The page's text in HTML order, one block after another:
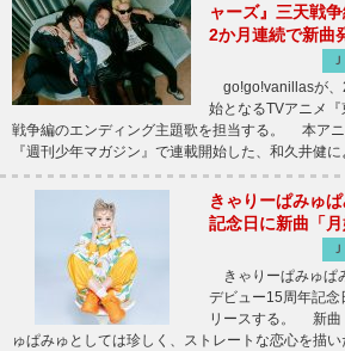
ャーズ』三天戦
2か月連続で新曲
go!go!vanillasが、
始となるTVアニメ
戦争編のエンディング主題歌を担当する。 本ア
『週刊少年マガジン』で連載開始した、和久井健
きゃりーぱみゅ
記念日に新曲「
きゃりーぱみゅぱ
デビュー15周年記念
リースする。 新曲
ゅぱみゅとしては珍しく、ストレートな恋心を描